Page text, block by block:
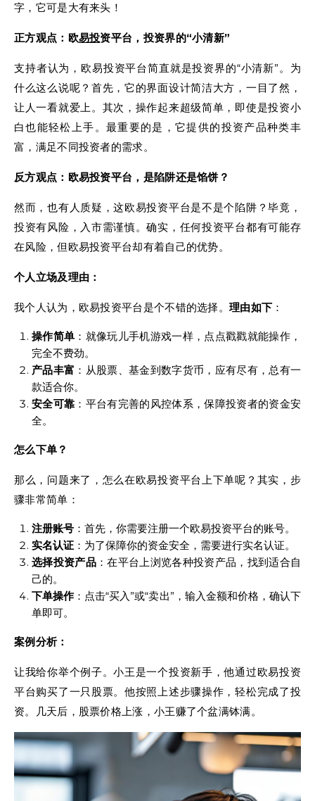
字，它可是大有来头！
正方观点：欧易投资平台，投资界的“小清新”
支持者认为，欧易投资平台简直就是投资界的“小清新”。为
什么这么说呢？首先，它的界面设计简洁大方，一目了然，
让人一看就爱上。其次，操作起来超级简单，即使是投资小
白也能轻松上手。最重要的是，它提供的投资产品种类丰
富，满足不同投资者的需求。
反方观点：欧易投资平台，是陷阱还是馅饼？
然而，也有人质疑，这欧易投资平台是不是个陷阱？毕竟，
投资有风险，入市需谨慎。确实，任何投资平台都有可能存
在风险，但欧易投资平台却有着自己的优势。
个人立场及理由：
我个人认为，欧易投资平台是个不错的选择。 理由如下 ：
操作简单 ：就像玩儿手机游戏一样，点点戳戳就能操作，
完全不费劲。
产品丰富 ：从股票、基金到数字货币，应有尽有，总有一
款适合你。
安全可靠 ：平台有完善的风控体系，保障投资者的资金安
全。
怎么下单？
那么，问题来了，怎么在欧易投资平台上下单呢？其实，步
骤非常简单：
注册账号 ：首先，你需要注册一个欧易投资平台的账号。
实名认证 ：为了保障你的资金安全，需要进行实名认证。
选择投资产品 ：在平台上浏览各种投资产品，找到适合自
己的。
下单操作 ：点击“买入”或“卖出”，输入金额和价格，确认下
单即可。
案例分析：
让我给你举个例子。小王是一个投资新手，他通过欧易投资
平台购买了一只股票。他按照上述步骤操作，轻松完成了投
资。几天后，股票价格上涨，小王赚了个盆满钵满。